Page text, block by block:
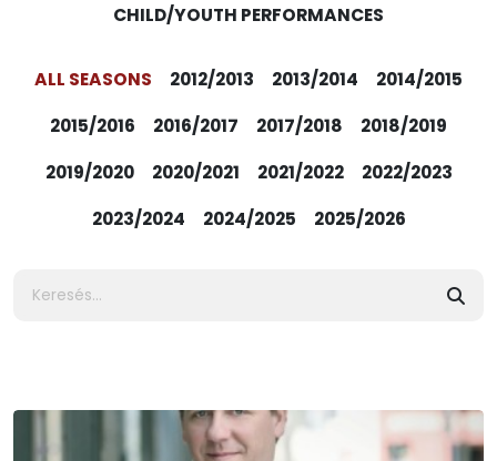
CHILD/YOUTH PERFORMANCES
ALL SEASONS 2012/2013 2013/2014
2014/2015
2015/2016
2016/2017 2017/2018
2018/2019
2019/2020
2020/2021 2021/2022
2022/2023
2023/2024
2024/2025 2025/2026